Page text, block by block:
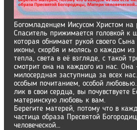
Богомладенцем Иисусом Христом на
Спаситель прижимается головкой к
которая обнимает рукой своего
иконы, скорбя и молясь о каждом из
тепла, света в её взгляде, с такой
смотрит она на каждого из нас. Она
милосердная заступница за всех
особым почитанием, особой
лик в свои сердца, вы почувствуете
материнскую любовь к вам.
Берегите матерей, потому что в
частица образа Пресвятой
человеческой…